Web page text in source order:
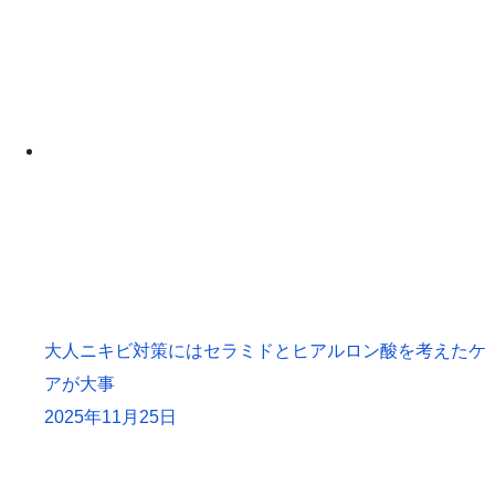
大人ニキビ対策にはセラミドとヒアルロン酸を考えたケ
アが大事
2025年11月25日